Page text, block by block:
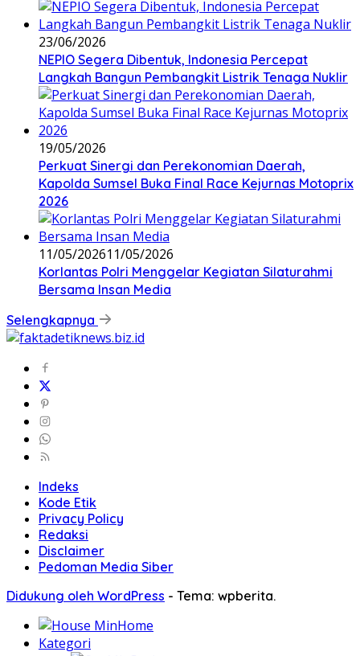
23/06/2026
NEPIO Segera Dibentuk, Indonesia Percepat
Langkah Bangun Pembangkit Listrik Tenaga Nuklir
19/05/2026
Perkuat Sinergi dan Perekonomian Daerah,
Kapolda Sumsel Buka Final Race Kejurnas Motoprix
2026
11/05/202611/05/2026
Korlantas Polri Menggelar Kegiatan Silaturahmi
Bersama Insan Media
Selengkapnya
Indeks
Kode Etik
Privacy Policy
Redaksi
Disclaimer
Pedoman Media Siber
Didukung oleh WordPress - Tema: wpberita.
Home
Kategori